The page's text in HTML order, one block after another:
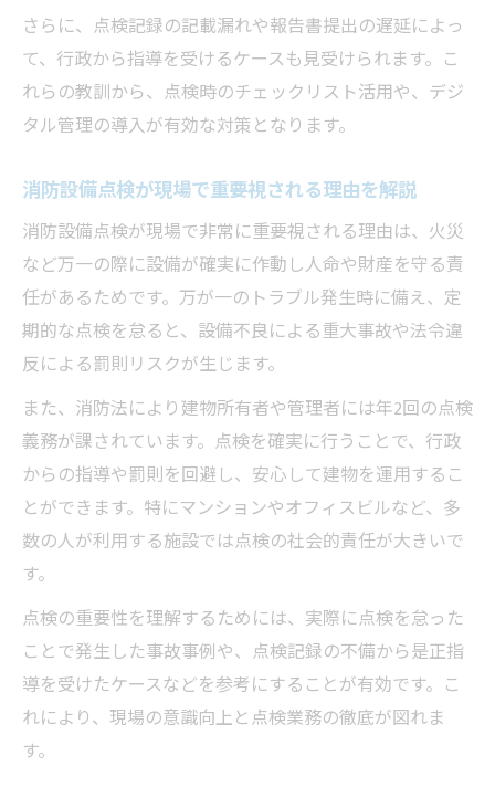
消防設備点検における住民理解の深め方の
工夫
点検業務の効率化を実現する新たな視点
リット
業務効率化を叶える消防設備点検ツールの
活用法
消防設備点検でよくある作業のムダを省く
方法
消防設備点検における人的ミス防止の工夫
点検業務の流れを見直すための実践的な視
点
報告漏れを防ぐ消防設備点検の実践事例
消防設備点検で報告漏れが起きる原因を探
る
報告ミスを未然に防ぐ消防設備点検の工夫
消防設備点検の記録管理で注意すべきポイ
ント
点検結果の正確な伝達が現場で重要な理由
さらに、点検記録の記載漏れや報告書提出の遅延によっ
て、行政から指導を受けるケースも見受けられます。こ
れらの教訓から、点検時のチェックリスト活用や、デジ
タル管理の導入が有効な対策となります。
消防設備点検が現場で重要視される理由を解説
消防設備点検が現場で非常に重要視される理由は、火災
など万一の際に設備が確実に作動し人命や財産を守る責
任があるためです。万が一のトラブル発生時に備え、定
期的な点検を怠ると、設備不良による重大事故や法令違
反による罰則リスクが生じます。
また、消防法により建物所有者や管理者には年2回の点検
義務が課されています。点検を確実に行うことで、行政
からの指導や罰則を回避し、安心して建物を運用するこ
とができます。特にマンションやオフィスビルなど、多
数の人が利用する施設では点検の社会的責任が大きいで
す。
点検の重要性を理解するためには、実際に点検を怠った
ことで発生した事故事例や、点検記録の不備から是正指
導を受けたケースなどを参考にすることが有効です。こ
れにより、現場の意識向上と点検業務の徹底が図れま
す。